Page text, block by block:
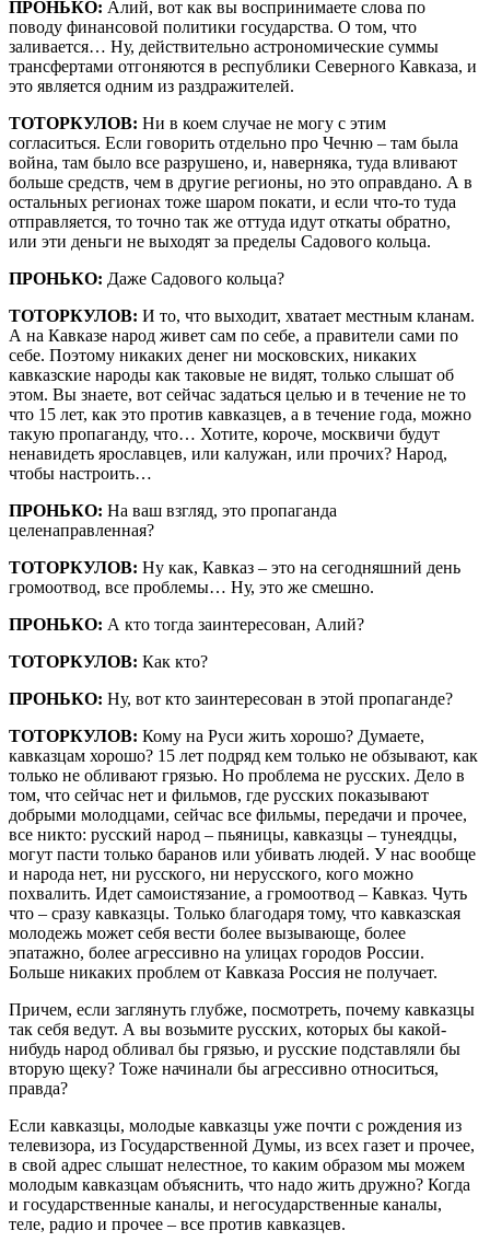
ПРОНЬКО: Алий, вот как вы воспринимаете слова по
поводу финансовой политики государства. О том, что
заливается… Ну, действительно астрономические суммы
трансфертами отгоняются в республики Северного Кавказа, и
это является одним из раздражителей.
ТОТОРКУЛОВ: Ни в коем случае не могу с этим
согласиться. Если говорить отдельно про Чечню – там была
война, там было все разрушено, и, наверняка, туда вливают
больше средств, чем в другие регионы, но это оправдано. А в
остальных регионах тоже шаром покати, и если что-то туда
отправляется, то точно так же оттуда идут откаты обратно,
или эти деньги не выходят за пределы Садового кольца.
ПРОНЬКО: Даже Садового кольца?
ТОТОРКУЛОВ: И то, что выходит, хватает местным кланам.
А на Кавказе народ живет сам по себе, а правители сами по
себе. Поэтому никаких денег ни московских, никаких
кавказские народы как таковые не видят, только слышат об
этом. Вы знаете, вот сейчас задаться целью и в течение не то
что 15 лет, как это против кавказцев, а в течение года, можно
такую пропаганду, что… Хотите, короче, москвичи будут
ненавидеть ярославцев, или калужан, или прочих? Народ,
чтобы настроить…
ПРОНЬКО: На ваш взгляд, это пропаганда
целенаправленная?
ТОТОРКУЛОВ: Ну как, Кавказ – это на сегодняшний день
громоотвод, все проблемы… Ну, это же смешно.
ПРОНЬКО: А кто тогда заинтересован, Алий?
ТОТОРКУЛОВ: Как кто?
ПРОНЬКО: Ну, вот кто заинтересован в этой пропаганде?
ТОТОРКУЛОВ: Кому на Руси жить хорошо? Думаете,
кавказцам хорошо? 15 лет подряд кем только не обзывают, как
только не обливают грязью. Но проблема не русских. Дело в
том, что сейчас нет и фильмов, где русских показывают
добрыми молодцами, сейчас все фильмы, передачи и прочее,
все никто: русский народ – пьяницы, кавказцы – тунеядцы,
могут пасти только баранов или убивать людей. У нас вообще
и народа нет, ни русского, ни нерусского, кого можно
похвалить. Идет самоистязание, а громоотвод – Кавказ. Чуть
что – сразу кавказцы. Только благодаря тому, что кавказская
молодежь может себя вести более вызывающе, более
эпатажно, более агрессивно на улицах городов России.
Больше никаких проблем от Кавказа Россия не получает.
Причем, если заглянуть глубже, посмотреть, почему кавказцы
так себя ведут. А вы возьмите русских, которых бы какой-
нибудь народ обливал бы грязью, и русские подставляли бы
вторую щеку? Тоже начинали бы агрессивно относиться,
правда?
Если кавказцы, молодые кавказцы уже почти с рождения из
телевизора, из Государственной Думы, из всех газет и прочее,
в свой адрес слышат нелестное, то каким образом мы можем
молодым кавказцам объяснить, что надо жить дружно? Когда
и государственные каналы, и негосударственные каналы,
теле, радио и прочее – все против кавказцев.